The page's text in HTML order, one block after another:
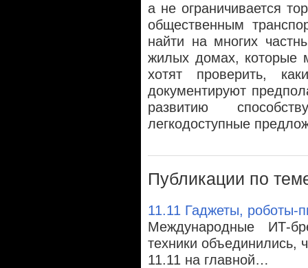
а не ограничивается
общественным
найти на многих
жилых домах, которые
хотят проверить,
документируют
развитию
легкодоступные
Публикации по
11.11 Гаджеты, роботы-
Международные ИТ-
техники объединились,
11.11 на главной…